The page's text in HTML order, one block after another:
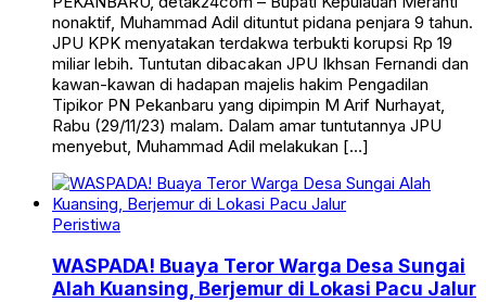
nonaktif, Muhammad Adil dituntut pidana penjara 9 tahun.
JPU KPK menyatakan terdakwa terbukti korupsi Rp 19
miliar lebih. Tuntutan dibacakan JPU Ikhsan Fernandi dan
kawan-kawan di hadapan majelis hakim Pengadilan
Tipikor PN Pekanbaru yang dipimpin M Arif Nurhayat,
Rabu (29/11/23) malam. Dalam amar tuntutannya JPU
menyebut, Muhammad Adil melakukan […]
Peristiwa
WASPADA! Buaya Teror Warga Desa Sungai
Alah Kuansing, Berjemur di Lokasi Pacu Jalur